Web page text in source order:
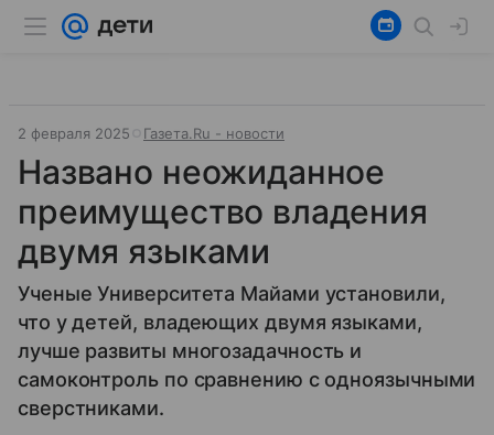
2 февраля 2025 Газета.Ru - новости
Названо неожиданное
преимущество владения
двумя языками
Ученые Университета Майами установили,
что у детей, владеющих двумя языками,
лучше развиты многозадачность и
самоконтроль по сравнению с одноязычными
сверстниками.